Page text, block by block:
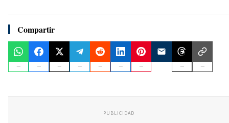
Compartir
PUBLICIDAD